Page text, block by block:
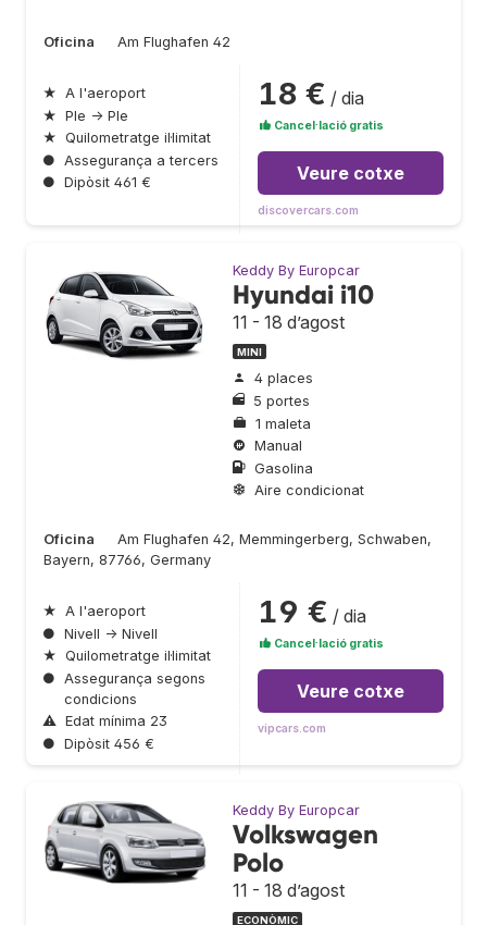
Oficina Am Flughafen 42
★ A l'aeroport
★ Ple → Ple
★ Quilometratge il·limitat
● Assegurança a tercers
● Dipòsit 461 €
18 € / dia
Cancel·lació gratis
Veure cotxe
discovercars.com
Keddy By Europcar
Hyundai i10
11 - 18 d’agost
MINI
4 places
5 portes
1 maleta
Manual
Gasolina
Aire condicionat
Oficina
Am Flughafen 42, Memmingerberg, Schwaben,
Bayern, 87766, Germany
★ A l'aeroport
● Nivell → Nivell
★ Quilometratge il·limitat
● Assegurança segons
condicions
⚠ Edat mínima 23
● Dipòsit 456 €
19 € / dia
Cancel·lació gratis
Veure cotxe
vipcars.com
Keddy By Europcar
Volkswagen
Polo
11 - 18 d’agost
ECONÒMIC